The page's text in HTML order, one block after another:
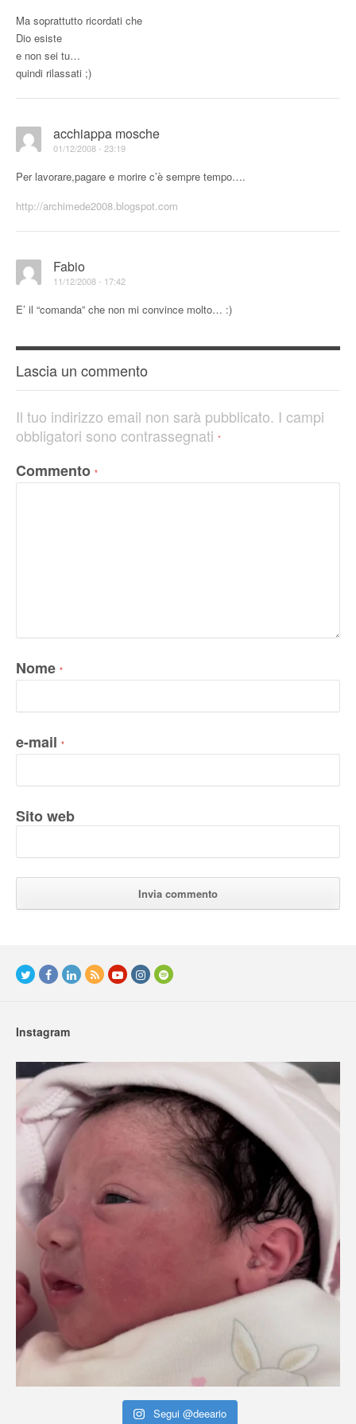
Ma soprattutto ricordati che
Dio esiste
e non sei tu…
quindi rilassati ;)
acchiappa mosche
01/12/2008 - 23:19
Per lavorare,pagare e morire c’è sempre tempo….
http://archimede2008.blogspot.com
Fabio
11/12/2008 - 17:42
E’ il “comanda” che non mi convince molto… :)
Lascia un commento
Il tuo indirizzo email non sarà pubblicato. I campi
obbligatori sono contrassegnati *
Commento *
Nome *
e-mail *
Sito web
Instagram
Segui @deeario